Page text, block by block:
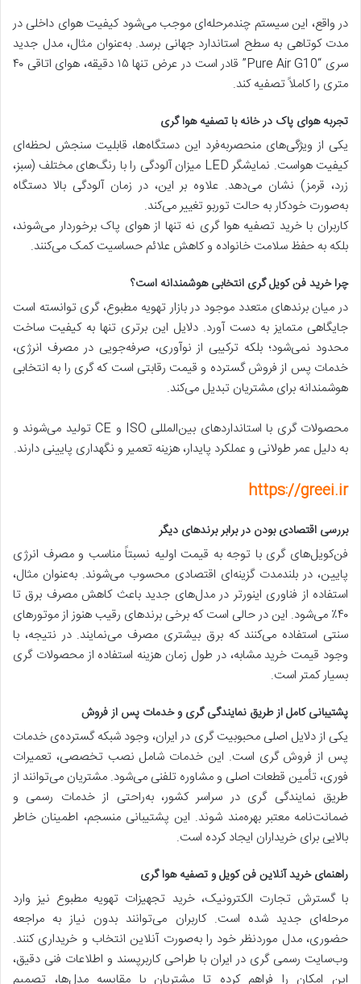
در واقع، این سیستم چندمرحله‌ای موجب می‌شود کیفیت هوای داخلی در
مدت کوتاهی به سطح استاندارد جهانی برسد. به‌عنوان مثال، مدل جدید
سری “Pure Air G10” قادر است در عرض تنها ۱۵ دقیقه، هوای اتاقی ۴۰
متری را کاملاً تصفیه کند.
تجربه هوای پاک در خانه با تصفیه هوا گری
یکی از ویژگی‌های منحصربه‌فرد این دستگاه‌ها، قابلیت سنجش لحظه‌ای
کیفیت هواست. نمایشگر LED میزان آلودگی را با رنگ‌های مختلف (سبز،
زرد، قرمز) نشان می‌دهد. علاوه بر این، در زمان آلودگی بالا دستگاه
به‌صورت خودکار به حالت توربو تغییر می‌کند.
کاربران با خرید تصفیه هوا گری نه تنها از هوای پاک برخوردار می‌شوند،
بلکه به حفظ سلامت خانواده و کاهش علائم حساسیت کمک می‌کنند.
چرا خرید فن کویل گری انتخابی هوشمندانه است؟
در میان برندهای متعدد موجود در بازار تهویه مطبوع، گری توانسته است
جایگاهی متمایز به دست آورد. دلایل این برتری تنها به کیفیت ساخت
محدود نمی‌شود؛ بلکه ترکیبی از نوآوری، صرفه‌جویی در مصرف انرژی،
خدمات پس از فروش گسترده و قیمت رقابتی است که گری را به انتخابی
هوشمندانه برای مشتریان تبدیل می‌کند.
محصولات گری با استانداردهای بین‌المللی ISO و CE تولید می‌شوند و
به دلیل عمر طولانی و عملکرد پایدار، هزینه تعمیر و نگهداری پایینی دارند.
https://greei.ir
بررسی اقتصادی بودن در برابر برندهای دیگر
فن‌کویل‌های گری با توجه به قیمت اولیه نسبتاً مناسب و مصرف انرژی
پایین، در بلندمدت گزینه‌ای اقتصادی محسوب می‌شوند. به‌عنوان مثال،
استفاده از فناوری اینورتر در مدل‌های جدید باعث کاهش مصرف برق تا
۴۰٪ می‌شود. این در حالی است که برخی برندهای رقیب هنوز از موتورهای
سنتی استفاده می‌کنند که برق بیشتری مصرف می‌نمایند. در نتیجه، با
وجود قیمت خرید مشابه، در طول زمان هزینه استفاده از محصولات گری
بسیار کمتر است.
پشتیبانی کامل از طریق نمایندگی گری و خدمات پس از فروش
یکی از دلایل اصلی محبوبیت گری در ایران، وجود شبکه گسترده‌ی خدمات
پس از فروش گری است. این خدمات شامل نصب تخصصی، تعمیرات
فوری، تأمین قطعات اصلی و مشاوره تلفنی می‌شود. مشتریان می‌توانند از
طریق نمایندگی گری در سراسر کشور، به‌راحتی از خدمات رسمی و
ضمانت‌نامه معتبر بهره‌مند شوند. این پشتیبانی منسجم، اطمینان خاطر
بالایی برای خریداران ایجاد کرده است.
راهنمای خرید آنلاین فن کویل و تصفیه هوا گری
با گسترش تجارت الکترونیک، خرید تجهیزات تهویه مطبوع نیز وارد
مرحله‌ای جدید شده است. کاربران می‌توانند بدون نیاز به مراجعه
حضوری، مدل موردنظر خود را به‌صورت آنلاین انتخاب و خریداری کنند.
وب‌سایت رسمی گری در ایران با طراحی کاربرپسند و اطلاعات فنی دقیق،
این امکان را فراهم کرده تا مشتریان با مقایسه مدل‌ها، تصمیم